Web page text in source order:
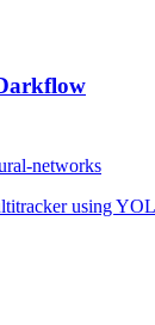
networks
using